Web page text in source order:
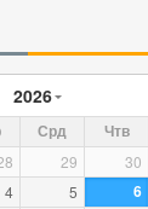
2026
Срд Чтв
29 30
4 5 6